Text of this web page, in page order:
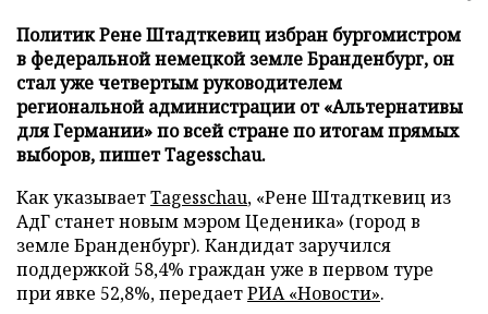
Политик Рене Штадткевиц избран бургомистром
в федеральной немецкой земле Бранденбург, он
стал уже четвертым руководителем
региональной администрации от «Альтернативы
для Германии» по всей стране по итогам прямых
выборов, пишет Tagesschau.
Как указываетTagesschau, «Рене Штадткевиц из
АдГ станет новым мэром Цеденика» (город в
земле Бранденбург). Кандидат заручился
поддержкой 58,4% граждан уже в первом туре
при явке 52,8%, передаетРИА «Новости».